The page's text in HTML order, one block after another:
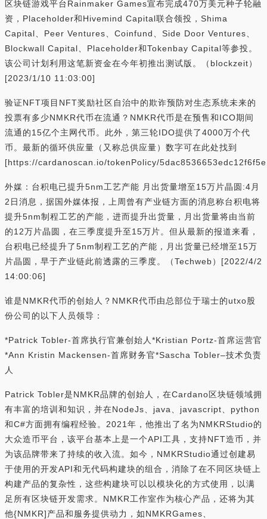
区块链游戏平台Rainmaker Games宣布完成470万美元种子轮融
资，Placeholder和Hivemind Capital联合领投，Shima
Capital、Peer Ventures、Coinfund、Side Door Ventures、
Blockwall Capital、Placeholder和Tokenbay Capital等参投。
该公司计划利用这笔新资金在今年初推出测试版。（blockzeit）
[2023/1/10 11:03:00]
验证NFT项目NFT奖励社区自治中的欺诈预防对生态系统未来的
投票有多少NMKR代币在流通？NMKR代币是在预售和ICO期间
流通的15亿个主网代币。此外，第三轮IDO提供了4000万个代
币。最新的循环供应量（又称总供应量）数字可在此处找到
[https://cardanoscan.io/tokenPolicy/
外媒：台积电已提升5nm工艺产能 月出货量增至15万片晶圆:4月
2日消息，据国外媒体报，上周曾有产业链方面的消息称台积电将
提升5nm制程工艺的产能，进而提升出货量，月出货量将由当前
的12万片晶圆，在三季度提升至15万片。但从最新的报道来看，
台积电已经提升了5nm制程工艺的产能，月出货量已经增至15万
片晶圆，早于产业链此前透露的三季度。（Techweb）[2022/4/2
14:00:06]
谁是NMKR代币的创始人？NMKR代币由总部位于瑞士的utxo股
份公司的以下人员领导：
*Patrick Tobler-首席执行官兼创始人*Kristian Portz-首席运营官
*Ann Kristin Mackensen-首席财务官*Sascha Tobler–技术负责
人
Patrick Tobler是NMKR品牌的创始人，在Cardano区块链领域拥
有丰富的培训和知识，并在NodeJs、java、javascript、python
和C#方面拥有编程经验。2021年，他推出了名为NMKRStudio的
大众造币平台，该平台基本上是一个API工具，支持NFT造币，并
为该品牌带来了持续的收入流。如今，NMKRStudio通过创建易
于使用的开发API和无代码构建块的组合，消除了在不同区块链上
构建产品的复杂性，这些构建块可以以模块化的方式使用，以满
足所有区块链开发需求。NMKR工作室作为核心产品，还将为其
他{NMKR]产品和服务提供动力，如NMKRGames、